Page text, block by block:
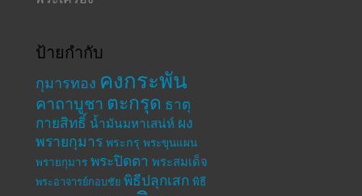
ป้ายกำกับ
กุมารทอง คงกระพัน
คาถาบูชา ตะกรุด ธาตุ
กายสิทธิ์ น้ำมันมหาเสน่ห์ ผง
พรายกุมาร พระกรุ พระขุนแผน
พรายกุมาร พระปิดตา พระสมเด็จ
พระอาจารย์กอบชัย พิธีปลุกเสก พิธี